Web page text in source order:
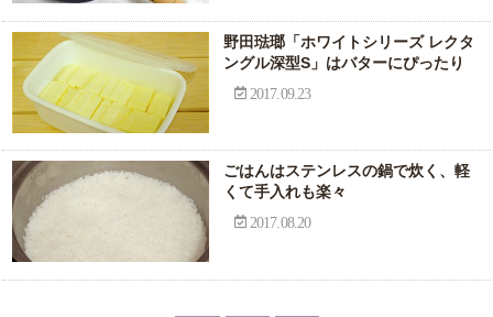
野田琺瑯「ホワイトシリーズ レクタ
ングル深型S」はバターにぴったり
2017.09.23
ごはんはステンレスの鍋で炊く、軽
くて手入れも楽々
2017.08.20